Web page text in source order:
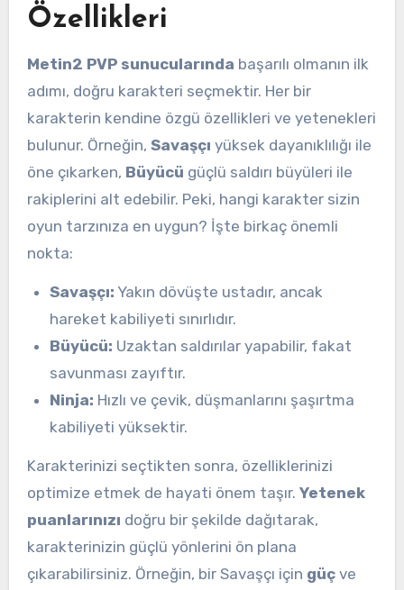
Özellikleri
Metin2 PVP sunucularında başarılı olmanın ilk
adımı, doğru karakteri seçmektir. Her bir
karakterin kendine özgü özellikleri ve yetenekleri
bulunur. Örneğin, Savaşçı yüksek dayanıklılığı ile
öne çıkarken, Büyücü güçlü saldırı büyüleri ile
rakiplerini alt edebilir. Peki, hangi karakter sizin
oyun tarzınıza en uygun? İşte birkaç önemli
nokta:
Savaşçı: Yakın dövüşte ustadır, ancak
hareket kabiliyeti sınırlıdır.
Büyücü: Uzaktan saldırılar yapabilir, fakat
savunması zayıftır.
Ninja: Hızlı ve çevik, düşmanlarını şaşırtma
kabiliyeti yüksektir.
Karakterinizi seçtikten sonra, özelliklerinizi
optimize etmek de hayati önem taşır. Yetenek
puanlarınızı doğru bir şekilde dağıtarak,
karakterinizin güçlü yönlerini ön plana
çıkarabilirsiniz. Örneğin, bir Savaşçı için güçve